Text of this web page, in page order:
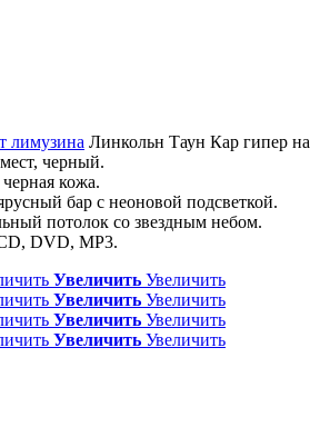
лимузина Линкольн Таун Кар гипер на
черный.
черная кожа.
бар с неоновой подсветкой.
потолок со звездным небом.
DVD, MP3.
Увеличить Увеличить
Увеличить Увеличить
Увеличить Увеличить
Увеличить Увеличить